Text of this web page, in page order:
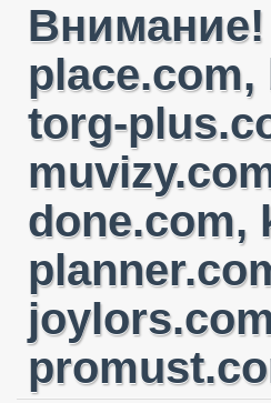
torg-
done.com,